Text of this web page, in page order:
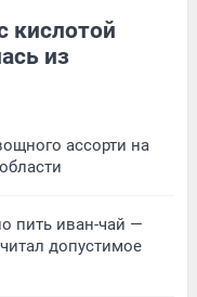
кислотой
из
ассорти на
пить иван-чай —
допустимое